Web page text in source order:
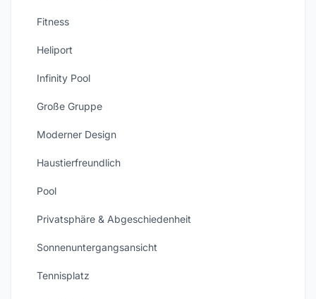
Fitness
Heliport
Infinity Pool
Große Gruppe
Moderner Design
Haustierfreundlich
Pool
Privatsphäre & Abgeschiedenheit
Sonnenuntergangsansicht
Tennisplatz